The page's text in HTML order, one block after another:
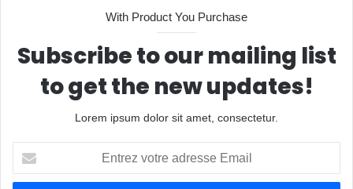
With Product You Purchase
Subscribe to our mailing list
to get the new updates!
Lorem ipsum dolor sit amet, consectetur.
votre
adresse